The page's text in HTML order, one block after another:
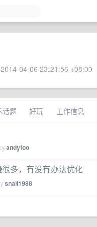
04-06 23:21:56 +08:00
话题 好玩 工作信息
andyfoo
多，有没有办法优化
snail1988